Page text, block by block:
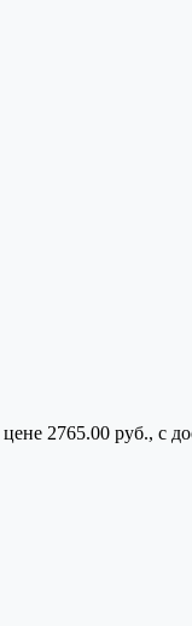
2765.00 руб., с